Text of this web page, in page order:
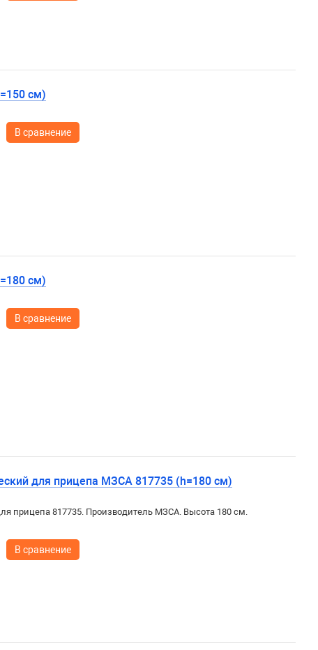
см)
В сравнение
см)
В сравнение
для прицепа МЗСА 817735 (h=180 см)
прицепа 817735. Производитель МЗСА. Высота 180 см.
В сравнение